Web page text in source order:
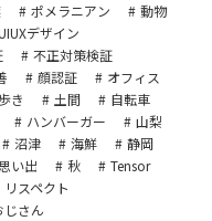
ポメラニアン
動物
デザイン
不正対策検証
顔認証
オフィス
き 土間
自転車
ハンバーガー
山梨
沼津 海鮮
静岡
い出 秋
Tensor
リスペクト
じさん